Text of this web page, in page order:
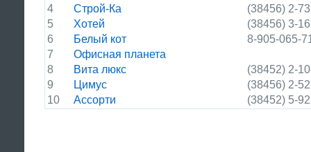
4
Строй-Ка
(38456) 2-
5
Хотей
(38456) 3-
6
Белый кот
8-905-065-
7
Офисная планета
8
Вита люкс
(38452) 2-
9
Цимус
(38456) 2-
10
Ассорти (38452) 5-